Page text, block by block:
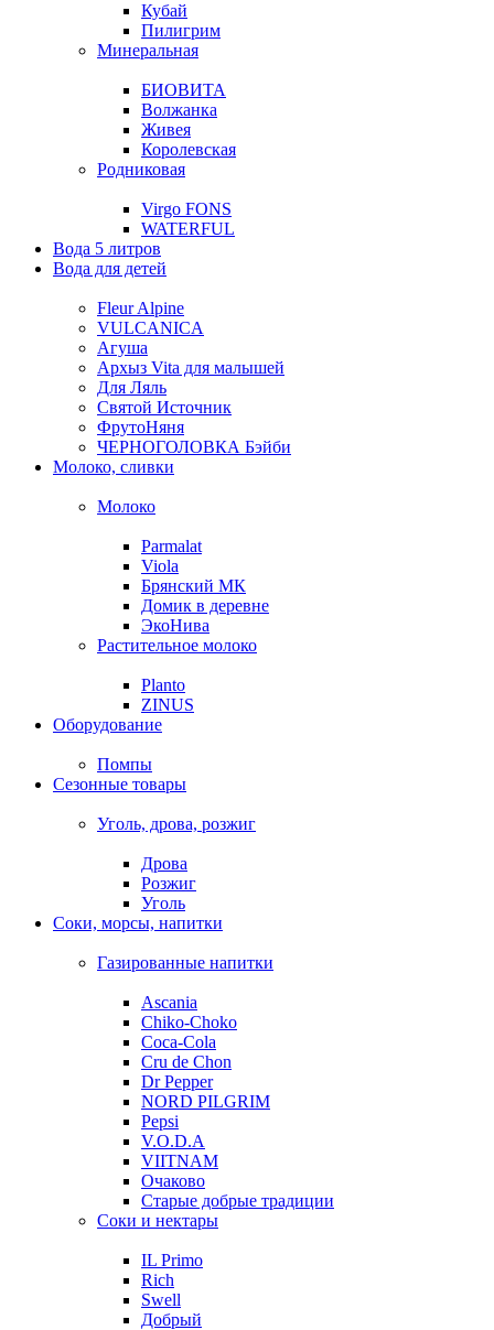
Кубай
Пилигрим
Минеральная
БИОВИТА
Волжанка
Живея
Королевская
Родниковая
Virgo FONS
WATERFUL
Вода 5 литров
Вода для детей
Fleur Alpine
VULCANICA
Агуша
Архыз Vita для малышей
Для Ляль
Святой Источник
ФрутоНяня
ЧЕРНОГОЛОВКА Бэйби
Молоко, сливки
Молоко
Parmalat
Viola
Брянский МК
Домик в деревне
ЭкоНива
Растительное молоко
Planto
ZINUS
Оборудование
Помпы
Сезонные товары
Уголь, дрова, розжиг
Дрова
Розжиг
Уголь
Соки, морсы, напитки
Газированные напитки
Ascania
Chiko-Choko
Coca-Cola
Cru de Chon
Dr Pepper
NORD PILGRIM
Pepsi
V.O.D.A
VIITNAM
Очаково
Старые добрые традиции
Соки и нектары
IL Primo
Rich
Swell
Добрый